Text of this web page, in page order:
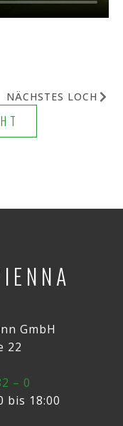
NÄCHSTES LOCH
GmbH
22
– 0
bis 18:00